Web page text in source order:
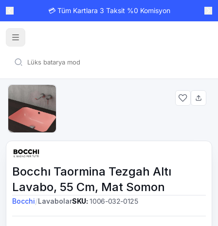
💳 Tüm Kartlara 3 Taksit %0 Komisyon
Bocchı Taormina Tezgah Altı
Lavabo, 55 Cm, Mat Somon
Bocchi/LavabolarSKU: 1006-032-0125